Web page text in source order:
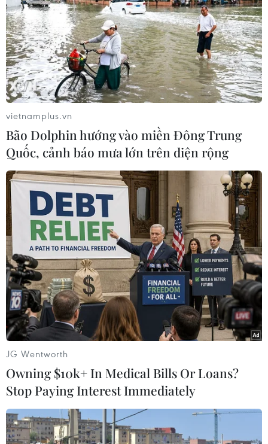
Video
Thông qua mạng xã hội, người dân ở nhiều địa
phương đang tích cực kêu gọi giải cứu nông sản
gặp khó trong tiêu thụ cho nông dân những
vùng dịch COVID-19./.
(Vnews/Vietnam+)
#Nông sản
#Giải cứu nông sản
#Tiêu thụ
vietnamplus.vn
Bão Dolphin hướng vào miền Đông Trung
Quốc, cảnh báo mưa lớn trên diện rộng
JG Wentworth
Owning $10k+ In Medical Bills Or Loans?
Stop Paying Interest Immediately